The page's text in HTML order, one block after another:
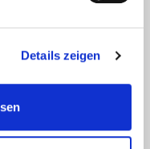
Details zeigen
einzelnen Benutzer
Maxim